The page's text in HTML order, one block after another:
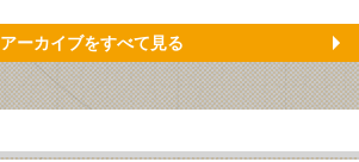
アーカイブをすべて見る